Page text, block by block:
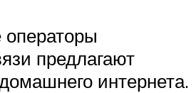
предлагают
интернета.